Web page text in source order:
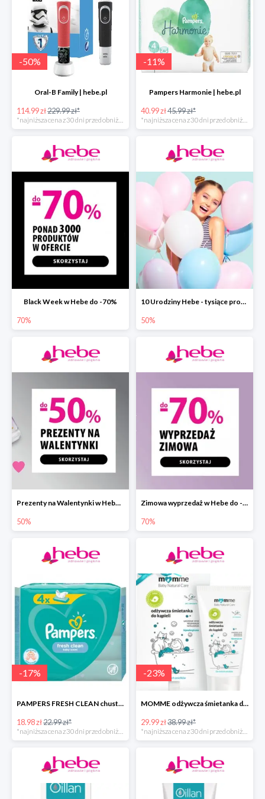
-50%
Oral-B Family | hebe.pl
114.99 zł229.99 zł*
-11%
Pampers Harmonie | hebe.pl
40.99 zł45.99 zł*
Black Week w Hebe do -70%
70%
10 Urodziny Hebe - tysiące produktów do -50%
50%
Prezenty na Walentynki w Hebe do -50%
50%
Zimowa wyprzedaż w Hebe do -70%
70%
-17%
PAMPERS FRESH CLEAN chusteczki nawilżane
18.98 zł22.99 zł*
*najniższa cena z 30 dni przed obniżką
-23%
MOMME odżywcza śmietanka do kąpieli
29.99 zł38.99 zł*
*najniższa cena z 30 dni przed obniżką